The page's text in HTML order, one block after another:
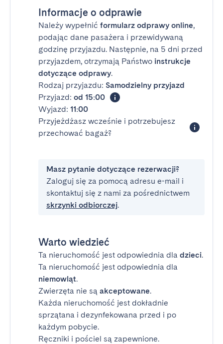
Informacje o odprawie
Należy wypełnić formularz odprawy online,
podając dane pasażera i przewidywaną
godzinę przyjazdu. Następnie, na 5 dni przed
przyjazdem, otrzymają Państwo instrukcje
dotyczące odprawy.
Rodzaj przyjazdu: Samodzielny przyjazd
Przyjazd: od 15:00
Wyjazd: 11:00
Przyjeżdżasz wcześnie i potrzebujesz
przechować bagaż?
Masz pytanie dotyczące rezerwacji?
Zaloguj się za pomocą adresu e-mail i
skontaktuj się z nami za pośrednictwem
skrzynki odbiorczej.
Warto wiedzieć
Ta nieruchomość jest odpowiednia dla dzieci.
Ta nieruchomość jest odpowiednia dla
niemowląt.
Zwierzęta nie są akceptowane.
Każda nieruchomość jest dokładnie
sprzątana i dezynfekowana przed i po
każdym pobycie.
Ręczniki i pościel są zapewnione.